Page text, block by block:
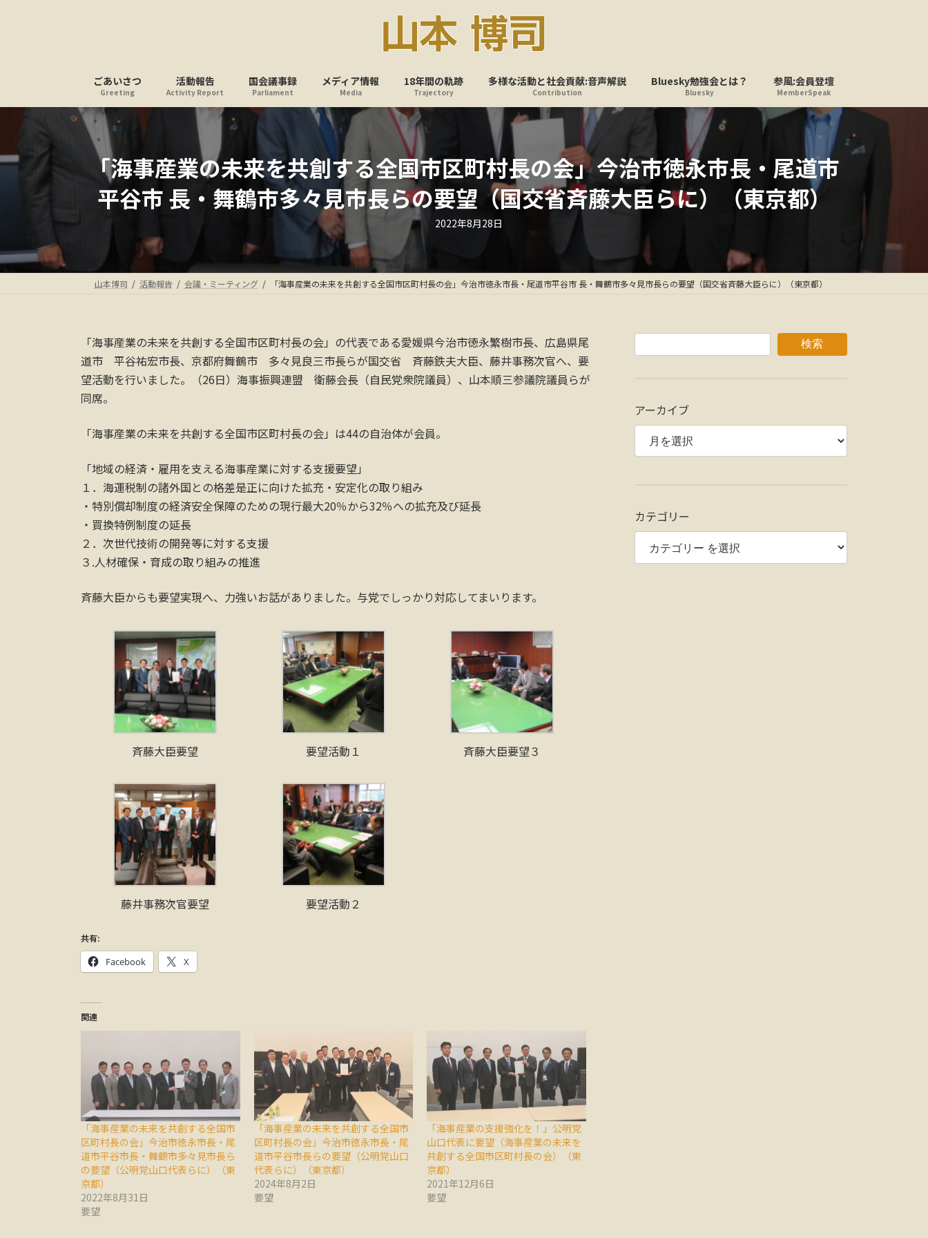
ス
プ
ン
動
ごあいさつ
Greeting
活動報告
Activity Report
国会議事録
Parliament
メディア情報
Media
18年間の軌跡
Trajectory
多様な活動と社会貢献:音声解説
Contribution
Bluesky勉強会とは？
Bluesky
参風:会員登壇
MemberSpeak
「海事産業の未来を共創する全国市区町村長の会」今治市徳永市長・尾道市
平谷市 長・舞鶴市多々見市長らの要望（国交省斉藤大臣らに）（東京都）
最
終
時
:
2022年8月28日
山本博司 活動報告 会議・ミーティング 「海事産業の未来を共創する全国市区町村長の会」今治市徳永市長・尾道市平谷市 長・舞鶴市多々見市長らの要望（国交省斉藤大臣らに）（東京都）
「海事産業の未来を共創する全国市区町村長の会」の代表である愛媛県今治市徳永繁樹市長、広島県尾
道市 平谷祐宏市長、京都府舞鶴市 多々見良三市長らが国交省 斉藤鉄夫大臣、藤井事務次官へ、要
望活動を行いました。（26日）海事振興連盟 衛藤会長（自民党衆院議員）、山本順三参議院議員らが
同席。
「海事産業の未来を共創する全国市区町村長の会」は44の自治体が会員。
「地域の経済・雇用を支える海事産業に対する支援要望」
１．海運税制の諸外国との格差是正に向けた拡充・安定化の取り組み
・特別償却制度の経済安全保障のための現行最大20％から32％への拡充及び延長
・買換特例制度の延長
２．次世代技術の開発等に対する支援
３.人材確保・育成の取り組みの推進
斉藤大臣からも要望実現へ、力強いお話がありました。与党でしっかり対応してまいります。
斉藤大臣要望 要望活動１ 斉藤大臣要望３
藤井事務次官要望 要望活動２
共有:
Facebook X
関連
「海事産業の未来を共創する全国市
区町村長の会」今治市徳永市長・尾
道市平谷市長・舞鶴市多々見市長ら
の要望（公明党山口代表らに）（東
京都）
2022年8月31日
要望
「海事産業の未来を共創する全国市
区町村長の会」今治市徳永市長・尾
道市平谷市長らの要望（公明党山口
代表らに）（東京都）
2024年8月2日
要望
「海事産業の支援強化を！」公明党
山口代表に要望（海事産業の未来を
共創する全国市区町村長の会）（東
京都）
2021年12月6日
要望
検索
アーカイブ
カテゴリー